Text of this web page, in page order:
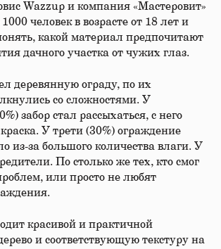
Wazzup и компания «Мастеровит»
человек в возрасте от 18 лет и
какой материал предпочитают
дачного участка от чужих глаз.
деревянную ограду, по их
со сложностями. У
забор стал рассыхаться, с него
У трети (30%) ограждение
из-за большого количества влаги. У
По столько же тех, кто смог
или просто не любят
красивой и практичной
и соответствующую текстуру на